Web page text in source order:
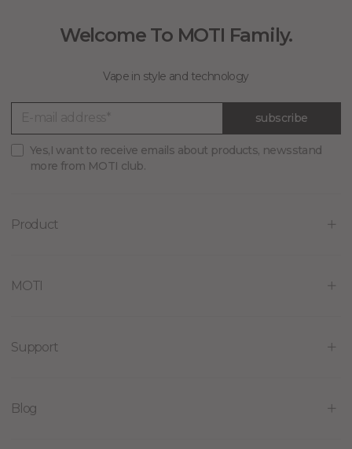
Welcome To MOTI Family.
Vape in style and technology
subscribe
Yes,I want to receive emails about products, newsstand
more from MOTI club.
Product
MOTI
Support
Blog